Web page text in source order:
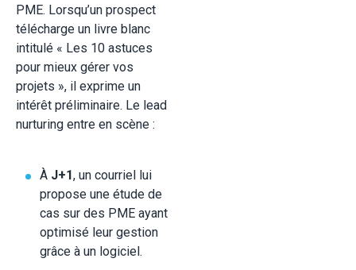
PME. Lorsqu’un prospect
télécharge un livre blanc
intitulé « Les 10 astuces
pour mieux gérer vos
projets », il exprime un
intérêt préliminaire. Le lead
nurturing entre en scène :
À J+1, un courriel lui
propose une étude de
cas sur des PME ayant
optimisé leur gestion
grâce à un logiciel.